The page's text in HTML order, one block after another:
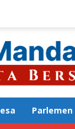
Parlemen